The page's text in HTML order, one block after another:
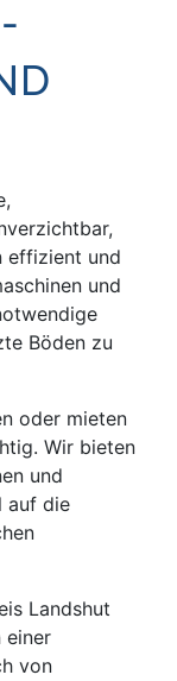
effizient und
und
Böden zu
oder mieten
Wir bieten
und
auf die
Landshut
einer
von